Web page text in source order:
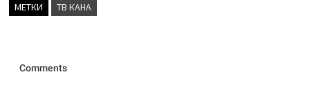
МЕТКИ ТВ КАНА